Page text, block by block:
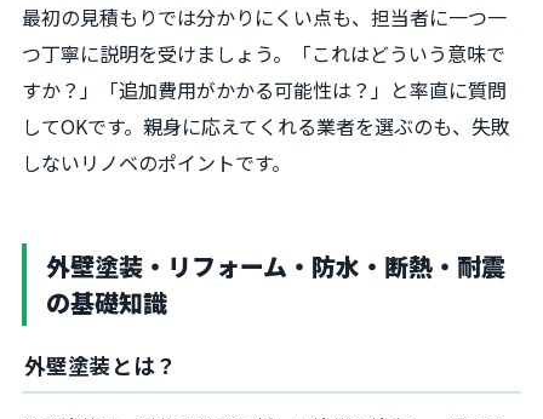
最初の見積もりでは分かりにくい点も、担当者に一つ一
つ丁寧に説明を受けましょう。「これはどういう意味で
すか？」「追加費用がかかる可能性は？」と率直に質問
してOKです。親身に応えてくれる業者を選ぶのも、失敗
しないリノベのポイントです。
外壁塗装・リフォーム・防水・断熱・耐震
の基礎知識
外壁塗装とは？